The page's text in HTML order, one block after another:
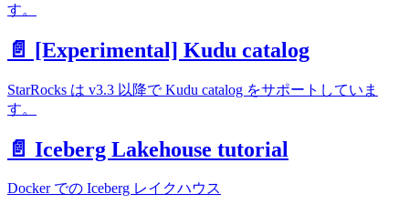
す。
📄️ [Experimental] Kudu catalog
StarRocks は v3.3 以降で Kudu catalog をサポートしていま
す。
📄️ Iceberg Lakehouse tutorial
Docker での Iceberg レイクハウス